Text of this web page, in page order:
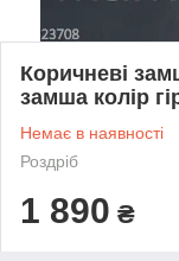
Коричневі
замша колір
Немає в наявності
Роздріб
1 890 ₴